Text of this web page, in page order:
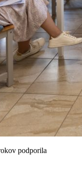
podporila